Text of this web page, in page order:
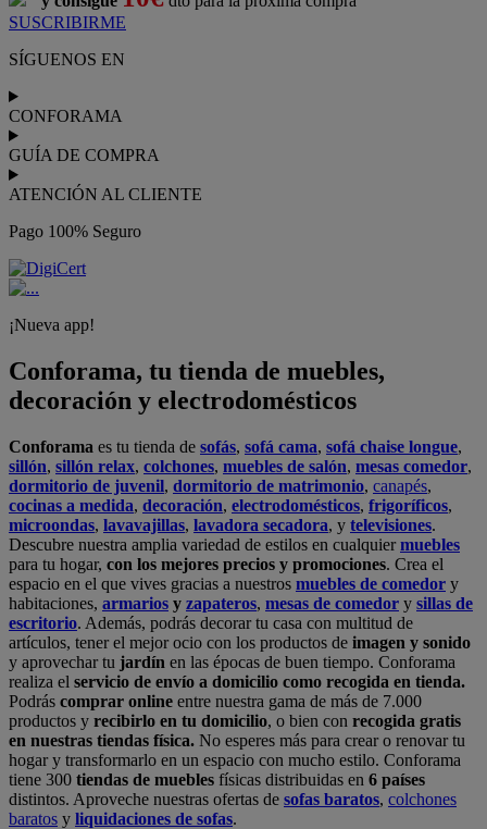
SUSCRIBIRME
SÍGUENOS EN
CONFORAMA
GUÍA DE COMPRA
ATENCIÓN AL CLIENTE
Pago 100% Seguro
¡Nueva app!
Conforama, tu tienda de muebles,
decoración y electrodomésticos
Conforama es tu tienda de sofás, sofá cama, sofá chaise longue,
sillón, sillón relax, colchones, muebles de salón, mesas comedor,
dormitorio de juvenil, dormitorio de matrimonio, canapés,
cocinas a medida, decoración, electrodomésticos, frigoríficos,
microondas, lavavajillas, lavadora secadora, y televisiones.
Descubre nuestra amplia variedad de estilos en cualquiermuebles
para tu hogar, con los mejores precios y promociones. Crea el
espacio en el que vives gracias a nuestros muebles de comedor y
habitaciones, armarios y zapateros, mesas de comedor y sillas de
escritorio. Además, podrás decorar tu casa con multitud de
artículos, tener el mejor ocio con los productos de imagen y sonido
y aprovechar tu jardín en las épocas de buen tiempo. Conforama
realiza el servicio de envío a domicilio como recogida en tienda.
Podrás comprar online entre nuestra gama de más de 7.000
productos y recibirlo en tu domicilio, o bien con recogida gratis
en nuestras tiendas física. No esperes más para crear o renovar tu
hogar y transformarlo en un espacio con mucho estilo. Conforama
tiene 300 tiendas de muebles físicas distribuidas en 6 países
distintos. Aproveche nuestras ofertas de sofas baratos, colchones
baratos y liquidaciones de sofas.